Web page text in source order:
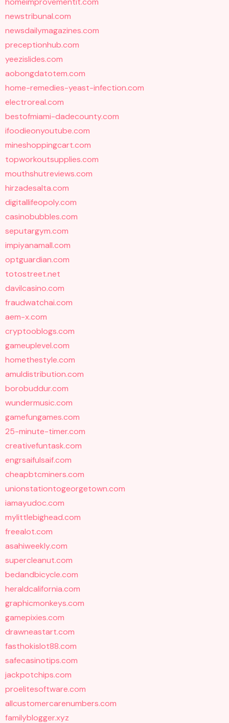
newstribunal.com
newsdailymagazines.com
preceptionhub.com
yeezislides.com
aobongdatotem.com
home-remedies-yeast-infection.com
electroreal.com
bestofmiami-dadecounty.com
ifoodieonyoutube.com
mineshoppingcart.com
topworkoutsupplies.com
mouthshutreviews.com
hirzadesalta.com
digitallifeopoly.com
casinobubbles.com
seputargym.com
impiyanamall.com
optguardian.com
totostreet.net
davilcasino.com
fraudwatchai.com
aem-x.com
cryptooblogs.com
gameuplevel.com
homethestyle.com
amuldistribution.com
borobuddur.com
wundermusic.com
gamefungames.com
25-minute-timer.com
creativefuntask.com
engrsaifulsaif.com
cheapbtcminers.com
unionstationtogeorgetown.com
iamayudoc.com
mylittlebighead.com
freealot.com
asahiweekly.com
supercleanut.com
bedandbicycle.com
heraldcalifornia.com
graphicmonkeys.com
gamepixies.com
drawneastart.com
fasthokislot88.com
safecasinotips.com
jackpotchips.com
proelitesoftware.com
allcustomercarenumbers.com
familyblogger.xyz